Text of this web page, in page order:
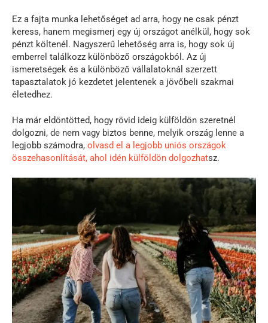
Ez a fajta munka lehetőséget ad arra, hogy ne csak pénzt
keress, hanem megismerj egy új országot anélkül, hogy sok
pénzt költenél. Nagyszerű lehetőség arra is, hogy sok új
emberrel találkozz különböző országokból. Az új
ismeretségek és a különböző vállalatoknál szerzett
tapasztalatok jó kezdetet jelentenek a jövőbeli szakmai
életedhez.
Ha már eldöntötted, hogy rövid ideig külföldön szeretnél
dolgozni, de nem vagy biztos benne, melyik ország lenne a
legjobb számodra, olvasd el a legjobb uniós országok
összehasonlítását, ahol idén külföldön dolgozhatsz.